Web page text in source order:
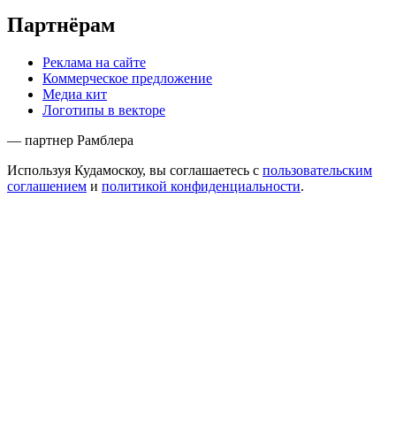
Партнёрам
Реклама на сайте
Коммерческое предложение
Медиа кит
Логотипы в векторе
— партнер Рамблера
Используя Кудамоскоу, вы соглашаетесь с пользовательским
соглашением и политикой конфиденциальности.